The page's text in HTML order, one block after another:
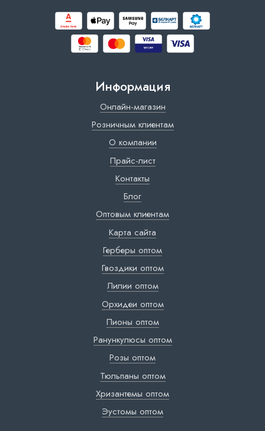
Информация
Онлайн-магазин
Розничным клиентам
О компании
Прайс-лист
Контакты
Блог
Оптовым клиентам
Карта сайта
Герберы оптом
Гвоздики оптом
Лилии оптом
Орхидеи оптом
Пионы оптом
Ранункулюсы оптом
Розы оптом
Тюльпаны оптом
Хризантемы оптом
Эустомы оптом